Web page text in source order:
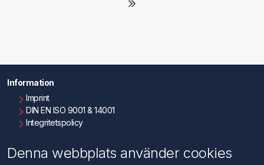
Information
Imprint
DIN EN ISO 9001 & 14001
Integritetspolicy
Kontakta oss
Denna webbplats använder cookies